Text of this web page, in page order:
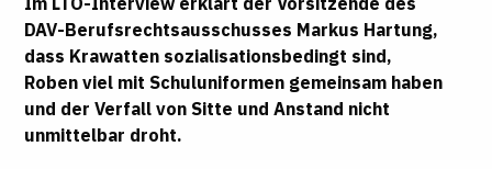
DAV-Berufsrechtsausschusses Markus Hartung,
dass Krawatten sozialisationsbedingt sind,
Roben viel mit Schuluniformen gemeinsam haben
und der Verfall von Sitte und Anstand nicht
unmittelbar droht.